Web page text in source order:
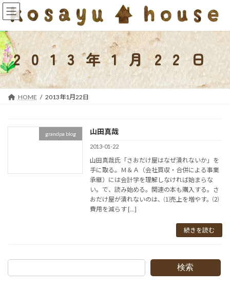
コ
ン
ン
ツ
へ
ス
キ
ッ
ナ
ビ
ー
シ
ョ
ン
に
移
2013年1月22日
HOME 2013年1月22日
grandpa blog 山田真哉
2013-01-22
山田真哉氏「さおだけ屋はなぜ潰れないか」を
手に取る。Ｍ＆Ａ（会社買収・合併による事業
承継）には会計学を理解しなければ始まらな
い。で、読み始める。関連の本も購入する。さ
おだけ屋が潰れないのは、⑴売上を増やす。⑵
費用を減らす […]
続きを読む
検索